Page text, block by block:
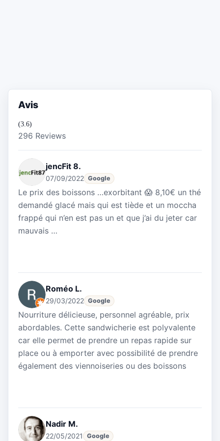
Avis
(3.6)
296 Reviews
jencFit 8.
07/09/2022 Google
Le prix des boissons …exorbitant 😱 8,10€ un thé
demandé glacé mais qui est tiède et un moccha
frappé qui n’en est pas un et que j’ai du jeter car
mauvais …
Roméo L.
29/03/2022 Google
Nourriture délicieuse, personnel agréable, prix
abordables. Cette sandwicherie est polyvalente
car elle permet de prendre un repas rapide sur
place ou à emporter avec possibilité de prendre
également des viennoiseries ou des boissons
Nadir M.
22/05/2021 Google